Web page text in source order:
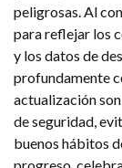
peligrosas. Al
para reflejar los
y los datos de
profundamente
actualización
de seguridad,
buenos hábitos